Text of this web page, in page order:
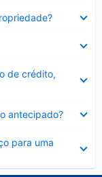
de crédito,
antecipado?
para uma